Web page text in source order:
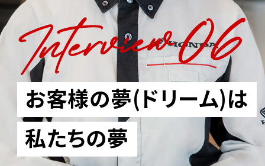
募集職種一覧
企業サイトに戻る
お客様の夢(ドリーム)は
私たちの夢